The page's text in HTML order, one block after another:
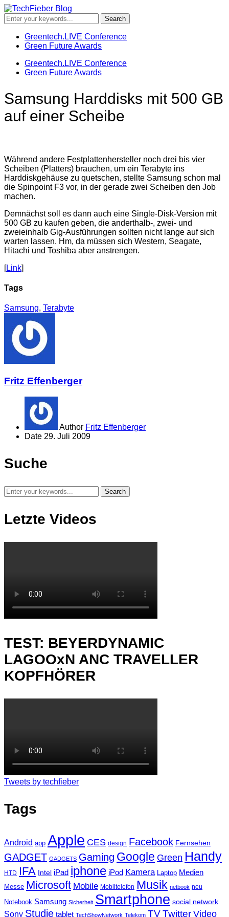
Greentech.LIVE Conference
Green Future Awards
Greentech.LIVE Conference
Green Future Awards
Samsung Harddisks mit 500 GB
auf einer Scheibe
Während andere Festplattenhersteller noch drei bis vier
Scheiben (Platters) brauchen, um ein Terabyte ins
Harddiskgehäuse zu quetschen, stellte Samsung schon mal
die Spinpoint F3 vor, in der gerade zwei Scheiben den Job
machen.
Demnächst soll es dann auch eine Single-Disk-Version mit
500 GB zu kaufen geben, die anderthalb-, zwei- und
zweieinhalb Gig-Ausführungen sollten nicht lange auf sich
warten lassen. Hm, da müssen sich Western, Seagate,
Hitachi und Toshiba aber anstrengen.
[Link]
Tags
Samsung, Terabyte
Fritz Effenberger
Author Fritz Effenberger
Date 29. Juli 2009
Suche
Letzte Videos
TEST: BEYERDYNAMIC
LAGOOxN ANC TRAVELLER
KOPFHÖRER
Tweets by techfieber
Tags
Android app Apple CES design Facebook Fernsehen
GADGET GADGETS Gaming Google Green Handy
HTD IFA Intel iPad iphone iPod Kamera Laptop Medien
Messe Microsoft Mobile Mobiltelefon Musik netbook neu
Notebook Samsung Sicherheit Smartphone social network
Sony Studie tablet TechShowNetwork Telekom TVTwitter Video